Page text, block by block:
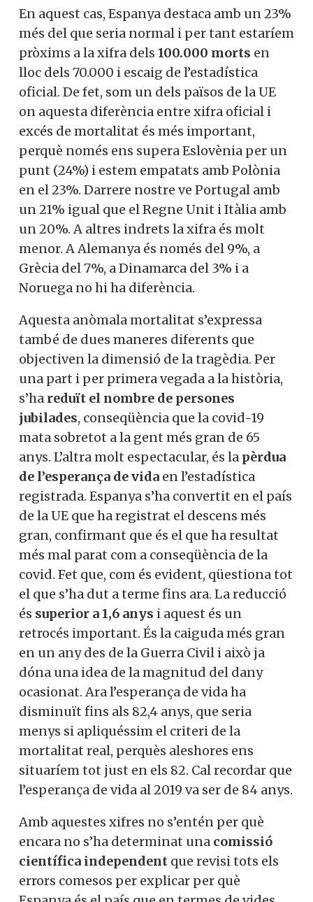
En aquest cas, Espanya destaca amb un 23%
més del que seria normal i per tant estaríem
pròxims a la xifra dels 100.000 morts en
lloc dels 70.000 i escaig de l’estadística
oficial. De fet, som un dels països de la UE
on aquesta diferència entre xifra oficial i
excés de mortalitat és més important,
perquè només ens supera Eslovènia per un
punt (24%) i estem empatats amb Polònia
en el 23%. Darrere nostre ve Portugal amb
un 21% igual que el Regne Unit i Itàlia amb
un 20%. A altres indrets la xifra és molt
menor. A Alemanya és només del 9%, a
Grècia del 7%, a Dinamarca del 3% i a
Noruega no hi ha diferència.
Aquesta anòmala mortalitat s’expressa
també de dues maneres diferents que
objectiven la dimensió de la tragèdia. Per
una part i per primera vegada a la història,
s’ha reduït el nombre de persones
jubilades, conseqüència que la covid-19
mata sobretot a la gent més gran de 65
anys. L’altra molt espectacular, és la pèrdua
de l’esperança de vida en l’estadística
registrada. Espanya s’ha convertit en el país
de la UE que ha registrat el descens més
gran, confirmant que és el que ha resultat
més mal parat com a conseqüència de la
covid. Fet que, com és evident, qüestiona tot
el que s’ha dut a terme fins ara. La reducció
és superior a 1,6 anys i aquest és un
retrocés important. És la caiguda més gran
en un any des de la Guerra Civil i això ja
dóna una idea de la magnitud del dany
ocasionat. Ara l’esperança de vida ha
disminuït fins als 82,4 anys, que seria
menys si apliquéssim el criteri de la
mortalitat real, perquès aleshores ens
situaríem tot just en els 82. Cal recordar que
l’esperança de vida al 2019 va ser de 84 anys.
Amb aquestes xifres no s’entén per què
encara no s’ha determinat una comissió
científica independent que revisi tots els
errors comesos per explicar per què